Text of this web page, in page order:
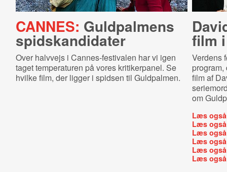
CANNES: Guldpalmens
spids­kan­di­da­ter
Over halvvejs i Cannes-festivalen har vi igen
taget temperaturen på vores kritikerpanel. Se
hvilke film, der ligger i spidsen til Guldpalmen.
film
Verdens
film af
om
Læs
Læs
Læs
Læs
Læs
Læs